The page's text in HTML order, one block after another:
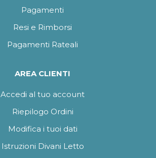
Pagamenti
Resi e Rimborsi
Pagamenti Rateali
AREA CLIENTI
Accedi al tuo account
Riepilogo Ordini
Modifica i tuoi dati
Istruzioni Divani Letto